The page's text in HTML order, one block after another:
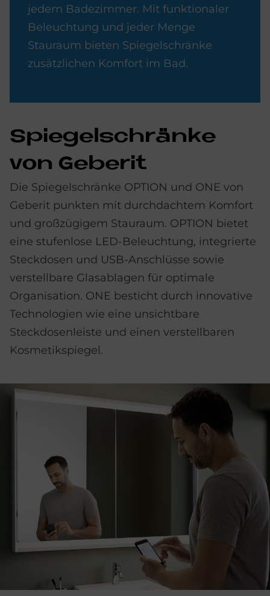
jedem Badezimmer. Mit funktionaler
Beleuchtung und jeder Menge
Stauraum bieten Spiegelschränke
zusätzlichen Komfort im Bad.
Spie­gel­schrän­ke
von Ge­be­rit
Die Spiegelschränke OPTION und ONE von
Geberit punkten mit durchdachtem Komfort
und groß­zügigem Stauraum. OPTION bietet
eine stufen­lose LED-Beleuchtung, integrierte
Steck­dosen und USB-Anschlüsse sowie
verstellbare Glas­ablagen für optimale
Organisation. ONE besticht durch innovative
Technologien wie eine unsichtbare
Steckdosen­leiste und einen verstellbaren
Kosmetikspiegel.